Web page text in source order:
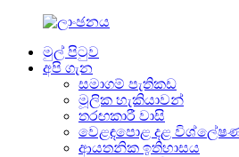
මුල් පිටුව
අපි ගැන
සමාගම් පැතිකඩ
මූලික හැකියාවන්
තරඟකාරී වාසි
වෙළඳපොළ දළ
ආයතනික ඉතිහාසය